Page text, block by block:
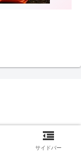
シーポリシー
サイドバー